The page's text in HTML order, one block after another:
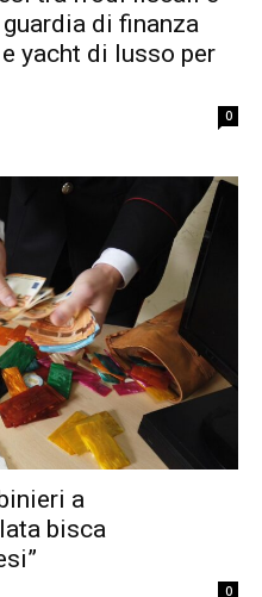
guardia di finanza
yacht di lusso per
0
a
bisca
0